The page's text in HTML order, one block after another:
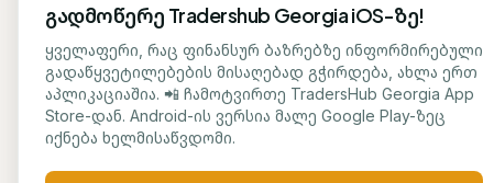
ბლოგზე დაბრუნება
ნუცა ტყეშელაშვილი
ᲟᲣᲠᲜᲐᲚᲘᲡᲢᲘ
ᲐᲜᲐᲚᲘᲖᲘ
გადმოწერე Tradershub Georgia iOS-ზე!
ყველაფერი, რაც ფინანსურ ბაზრებზე ინფორმირებული
გადაწყვეტილებების მისაღებად გჭირდება, ახლა ერთ
აპლიკაციაშია. 📲 ჩამოტვირთე TradersHub Georgia App
Store-დან. Android-ის ვერსია მალე Google Play-ზეც
იქნება ხელმისაწვდომი.